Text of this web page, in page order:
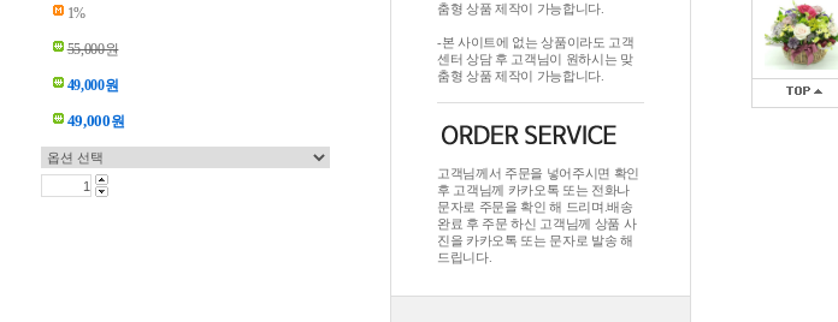
1%
55,000원
49,000원
49,000원
춤형 상품 제작이 가능합니다.
-본 사이트에 없는 상품이라도 고객
센터 상담 후 고객님이 원하시는 맞
춤형 상품 제작이 가능합니다.
고객님께서 주문을 넣어주시면 확인
후 고객님께 카카오톡 또는 전화나
문자로 주문을 확인 해 드리며.배송
완료 후 주문 하신 고객님께 상품 사
진을 카카오톡 또는 문자로 발송 해
드립니다.